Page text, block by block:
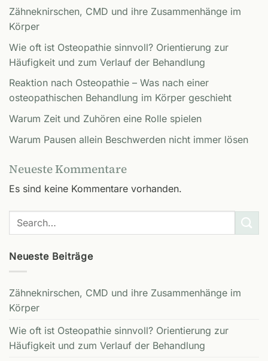
Zähneknirschen, CMD und ihre Zusammenhänge im
Körper
Wie oft ist Osteopathie sinnvoll? Orientierung zur
Häufigkeit und zum Verlauf der Behandlung
Reaktion nach Osteopathie – Was nach einer
osteopathischen Behandlung im Körper geschieht
Warum Zeit und Zuhören eine Rolle spielen
Warum Pausen allein Beschwerden nicht immer lösen
Neueste Kommentare
Es sind keine Kommentare vorhanden.
Neueste Beiträge
Zähneknirschen, CMD und ihre Zusammenhänge im
Körper
Wie oft ist Osteopathie sinnvoll? Orientierung zur
Häufigkeit und zum Verlauf der Behandlung